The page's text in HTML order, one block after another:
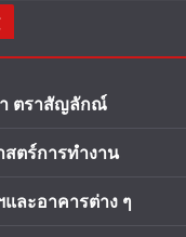
ตราสัญลักณ์
ตร์การทำงาน
ละอาคารต่าง ๆ